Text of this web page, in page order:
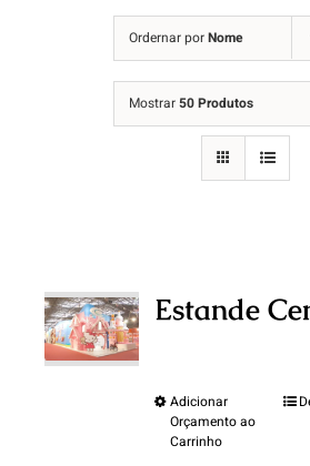
Ordernar porNome
Mostrar50 Produtos
Estande
Adicionar
Orçamento ao
Carrinho